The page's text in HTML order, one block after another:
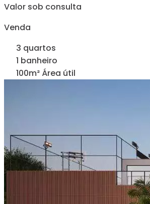
Valor sob consulta
Venda
3 quartos
1 banheiro
100m² Área útil